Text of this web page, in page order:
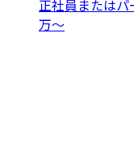
正社員または
万〜